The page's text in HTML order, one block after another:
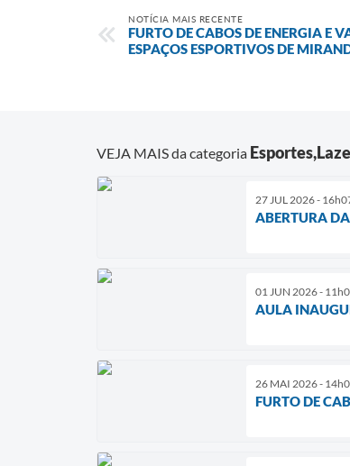
NOTÍCIA MAIS RECENTE
FURTO DE CABOS DE ENERGIA E
ESPAÇOS ESPORTIVOS DE
VEJA MAIS da categoria
27 JUL 2026 -
ABERTURA
01 JUN 2026 -
AULA
26 MAI 2026 -
FURTO DE